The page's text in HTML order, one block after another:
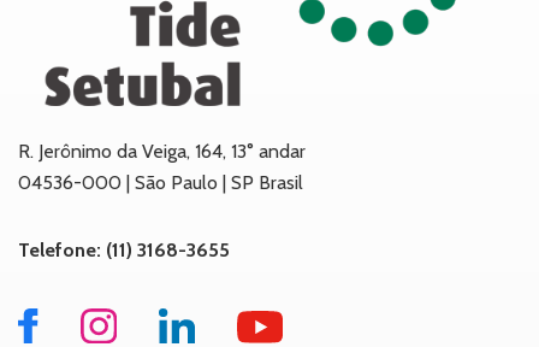
R. Jerônimo da Veiga, 164, 13° andar
04536-000 | São Paulo | SP Brasil
Telefone: (11) 3168-3655